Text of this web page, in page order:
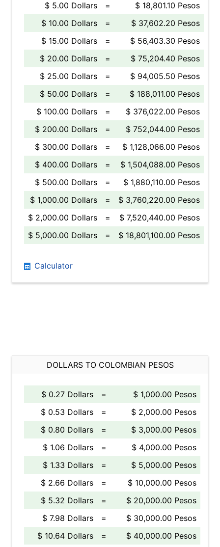
$ 5.00 Dollars
=
$ 18,801.10 Pesos
$ 10.00 Dollars
=
$ 37,602.20 Pesos
$ 15.00 Dollars
=
$ 56,403.30 Pesos
$ 20.00 Dollars
=
$ 75,204.40 Pesos
$ 25.00 Dollars
=
$ 94,005.50 Pesos
$ 50.00 Dollars
=
$ 188,011.00 Pesos
$ 100.00 Dollars
=
$ 376,022.00 Pesos
$ 200.00 Dollars
=
$ 752,044.00 Pesos
$ 300.00 Dollars
=
$ 1,128,066.00 Pesos
$ 400.00 Dollars
=
$ 1,504,088.00 Pesos
$ 500.00 Dollars
=
$ 1,880,110.00 Pesos
$ 1,000.00 Dollars
=
$ 3,760,220.00 Pesos
$ 2,000.00 Dollars
=
$ 7,520,440.00 Pesos
$ 5,000.00 Dollars
= $ 18,801,100.00 Pesos
Calculator
DOLLARS TO COLOMBIAN PESOS
$ 0.27 Dollars =
$ 1,000.00 Pesos
$ 0.53 Dollars
=
$ 2,000.00 Pesos
$ 0.80 Dollars
=
$ 3,000.00 Pesos
$ 1.06 Dollars
=
$ 4,000.00 Pesos
$ 1.33 Dollars
=
$ 5,000.00 Pesos
$ 2.66 Dollars
=
$ 10,000.00 Pesos
$ 5.32 Dollars
=
$ 20,000.00 Pesos
$ 7.98 Dollars
=
$ 30,000.00 Pesos
$ 10.64 Dollars
= $ 40,000.00 Pesos